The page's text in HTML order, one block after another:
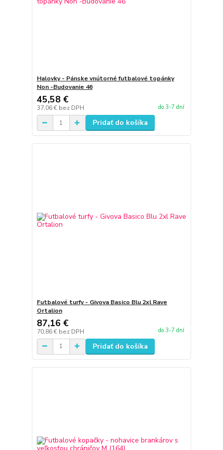
Halovky - Pánske vnútorné futbalové topánky
Non -Budovanie 46
45,58 €
37,06 € bez DPH do 3-7 dní
Pridať do košíka
Futbalové turfy - Givova Basico Blu 2xl Rave
Ortalion
87,16 €
70,86 € bez DPH do 3-7 dní
Pridať do košíka